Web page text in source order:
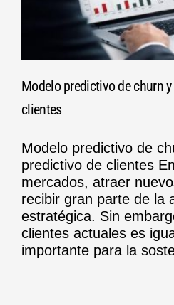
Modelo predictivo de churn
clientes
Modelo predictivo de
predictivo de clientes
mercados, atraer
recibir gran parte de la
estratégica. Sin
clientes actuales es
importante para la